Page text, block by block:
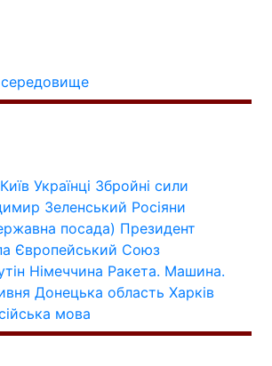
Київ Українці Збройні сили
Зеленський Росіяни
посада) Президент
Європейський Союз
Німеччина Ракета. Машина.
Донецька область Харків
мова